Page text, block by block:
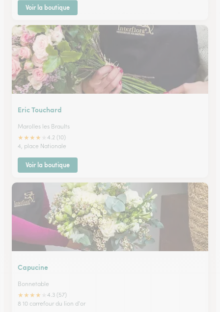
Voir la boutique
Eric Touchard
Marolles les Braults
★★★★
4.2 (10)
4, place Nationale
Voir la boutique
Capucine
Bonnetable
★★★★
4.3 (57)
8 10 carrefour du lion d'or